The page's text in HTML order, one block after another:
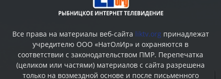
Все права на материалы веб-сайта liktv.org принадлежат
учредителю ООО «НатОлИр» и охраняются в
соответствии с законодательством ПМР. Перепечатка
(целиком или частями) материалов c сайта разрешена
только на возмездной основе и после письменного